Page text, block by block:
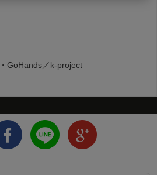
GoHands／k-project